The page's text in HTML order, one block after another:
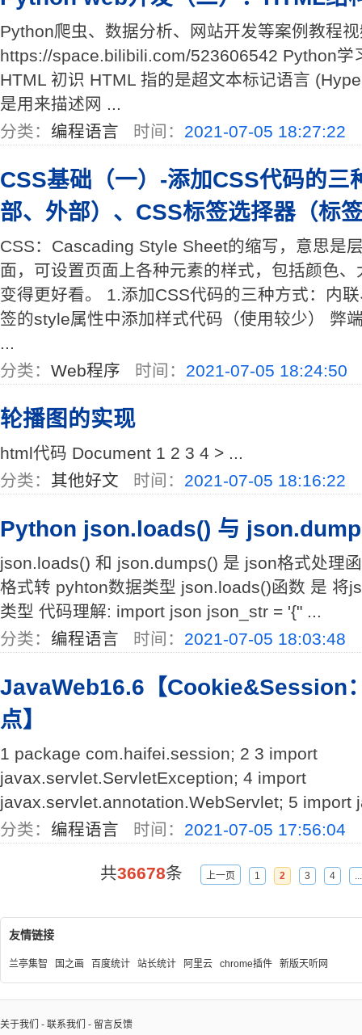
Python爬虫、数据分析、网站开发等案例教程
https://space.bilibili.com/523606542 Python学
HTML 初识 HTML 指的是超文本标记语言
是用来描述网 ...
分类： 编程语言 时间： 2021-07-05 18:27:22
CSS基础（一）-添加CSS代码的三
部、外部）、CSS标签选择器（标
CSS：Cascading Style Sheet的缩写，意思是
面，可设置页面上各种元素的样式，包括颜色
变得更好看。 1.添加CSS代码的三种方式：内
签的style属性中添加样式代码（使用较少） 弊
...
分类： Web程序 时间： 2021-07-05 18:24:50
轮播图的实现
html代码 Document 1 2 3 4 > ...
分类： 其他好文 时间： 2021-07-05 18:16:22
Python json.loads() 与
json.loads() 和 json.dumps() 是 json格式处理
格式转 pyhton数据类型 json.loads()函数 是 将
类型 代码理解: import json json_str = '{" ...
分类： 编程语言 时间： 2021-07-05 18:03:48
JavaWeb16.6【Cookie&Session
点】
1 package com.haifei.session; 2 3 import
javax.servlet.ServletException; 4 import
javax.servlet.annotation.WebServlet; 5 import
分类： 编程语言 时间： 2021-07-05 17:56:04
共36678条 上一页 1 2 3 4 ...
友情链接
兰亭集智 国之画 百度统计 站长统计 阿里云 chrome插件 新版天听网
关于我们 - 联系我们 - 留言反馈